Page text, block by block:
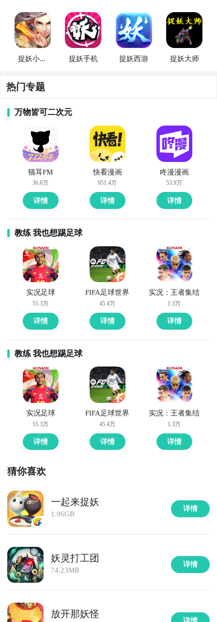
新闻之类的就不会被系统检测到
7、解锁图鉴
解锁图鉴可以增加捉妖时云纹奖励，所以搞到资质不错
8、攒蓝球攒蓝球
合成蓝球后都攒起来不要乱用，一般周末活动时都会给
双倍云纹的。这时候再去使用，不一定得去捉活动怪，
捉公园里成群的巢穴怪也不错的。这个时候肝上一小时
比平常捉妖捉断手来的云纹要多!
灵石孵化
灵石孵化出极品的几率大，所以把孵化器都存起来周末
一起用掉吧。或者学别人把手机丢塑料袋子里甩袋子
小编推荐阅读：一起来捉妖哪些任务经验多
以上就是小编为大家整理的一起来捉妖有哪些捉妖技巧
攻略，关注九游 了解更多游戏内容！
解锁图鉴的奖励，但同时也不会消耗封妖魂珠。
好友之间互赠孔明灯的行为，是我们日常获取孔明灯的
主要途径。
以上就是小编为大家整理的一起来捉妖自动捉妖怎么捉
攻略，关注
九游
捉妖小天
妖
捉妖手机 捉妖西游 捉妖大师
热门专题
万物皆可二次元
猫耳FM
36.6万
详情
快看漫画
951.4万
详情
咚漫漫画
53.9万
详情
教练 我也想踢足球
实况足球
55.3万
详情
FIFA足球世界
45.4万
详情
实况：王者集结
1.3万
详情
教练 我也想踢足球
实况足球
55.3万
详情
FIFA足球世界
45.4万
详情
实况：王者集结
1.3万
详情
猜你喜欢
一起来捉妖
1.96GB
详情
妖灵打工团
74.23MB
详情
放开那妖怪